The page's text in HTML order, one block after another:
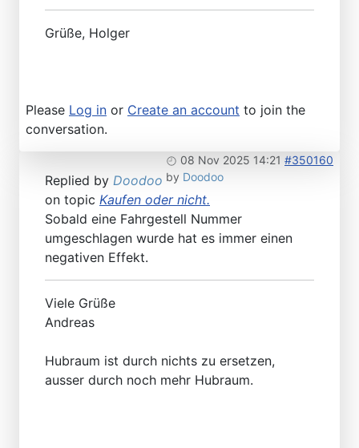
Grüße, Holger
Please Log in or Create an account to join the
conversation.
08 Nov 2025 14:21 #350160
by Doodoo
Replied by Doodoo
on topic Kaufen oder nicht.
Sobald eine Fahrgestell Nummer
umgeschlagen wurde hat es immer einen
negativen Effekt.
Viele Grüße
Andreas
Hubraum ist durch nichts zu ersetzen,
ausser durch noch mehr Hubraum.